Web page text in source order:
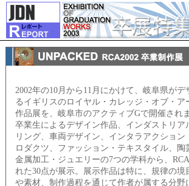
2002年の10月から11月にかけて、岐阜県が
るイギリスのロイヤル・カレッジ・オブ・ア
作品展を、岐阜市のアクティブGで開催され
卒業生によるデザイン作品、インダストリ
リング、車両デザイン、インタラアクショ
ロダクツ、ファッション・テキスタイル、
金属加工・ジュエリーの7つの学科から、
れた30点が展示。展示作品は特に、規律の
や素材、制作過程を通じて作者が属する分